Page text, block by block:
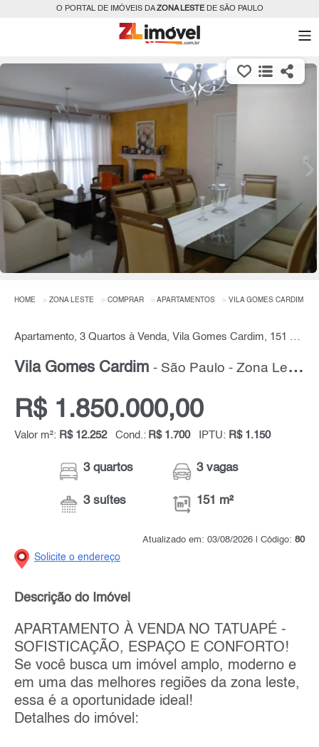
O PORTAL DE IMÓVEIS DAZONA LESTEDE SÃO PAULO
HOME ZONA LESTE COMPRAR APARTAMENTOS VILA GOMES CARDIM
Apartamento, 3 Quartos à Venda, Vila Gomes Cardim, 151 m² por R$ 1.850.000,00
Vila Gomes Cardim - São Paulo - Zona Leste
R$ 1.850.000,00
Valor m²: R$ 12.252 Cond.: R$ 1.700 IPTU: R$ 1.150
3 quartos
3 suítes
3 vagas
151 m²
Atualizado em: 03/08/2026 | Código: 80
Solicite o endereço
Descrição do Imóvel
APARTAMENTO À VENDA NO TATUAPÉ -
SOFISTICAÇÃO, ESPAÇO E CONFORTO!
Se você busca um imóvel amplo, moderno e
em uma das melhores regiões da zona leste,
essa é a oportunidade ideal!
Detalhes do imóvel: